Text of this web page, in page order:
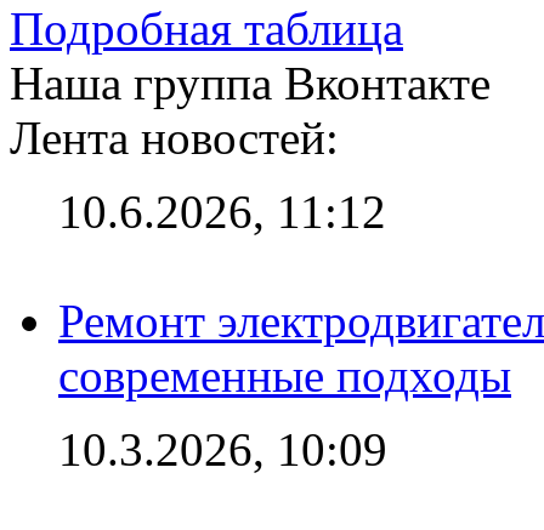
Подробная таблица
Наша группа Вконтакте
Лента новостей:
10.6.2026, 11:12
Ремонт
современные подходы
10.3.2026, 10:09